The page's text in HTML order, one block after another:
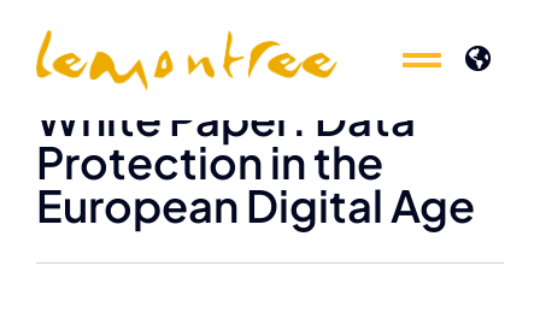
innehållet
Toggle
Experter inom
Produkter
Toggle
Experter inom
Produkter
White Paper: Data
Protection in the
European Digital Age